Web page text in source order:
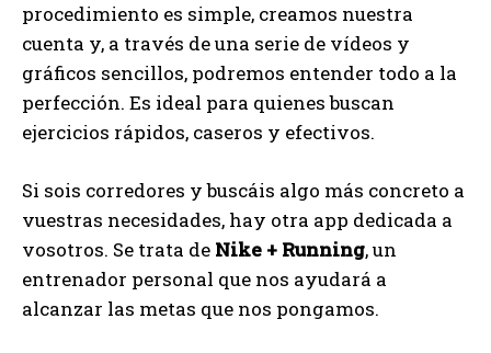
procedimiento es simple, creamos nuestra
cuenta y, a través de una serie de vídeos y
gráficos sencillos, podremos entender todo a la
perfección. Es ideal para quienes buscan
ejercicios rápidos, caseros y efectivos.
Si sois corredores y buscáis algo más concreto a
vuestras necesidades, hay otra app dedicada a
vosotros. Se trata de Nike + Running, un
entrenador personal que nos ayudará a
alcanzar las metas que nos pongamos.